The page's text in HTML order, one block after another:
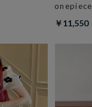
onepiece
￥11,550